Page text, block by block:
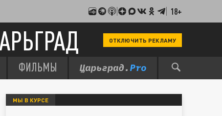
18+
ОТКЛЮЧИТЬ РЕКЛАМУ
ФИЛЬМЫ
МЫ В КУРСЕ